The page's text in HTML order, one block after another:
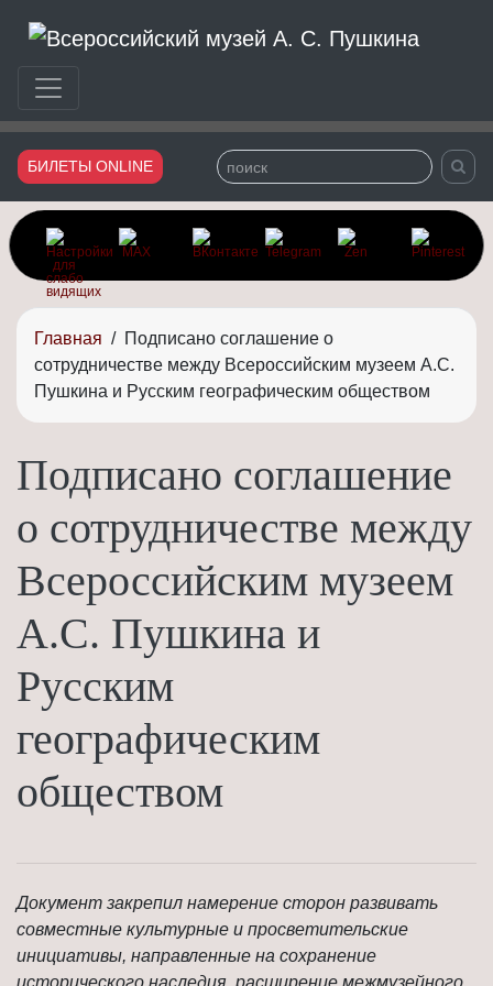
БИЛЕТЫ ONLINE
Главная / Подписано соглашение о
сотрудничестве между Всероссийским музеем А.С.
Пушкина и Русским географическим обществом
Подписано соглашение
о сотрудничестве между
Всероссийским музеем
А.С. Пушкина и
Русским
географическим
обществом
Документ закрепил намерение сторон развивать
совместные культурные и просветительские
инициативы, направленные на сохранение
исторического наследия, расширение межмузейного